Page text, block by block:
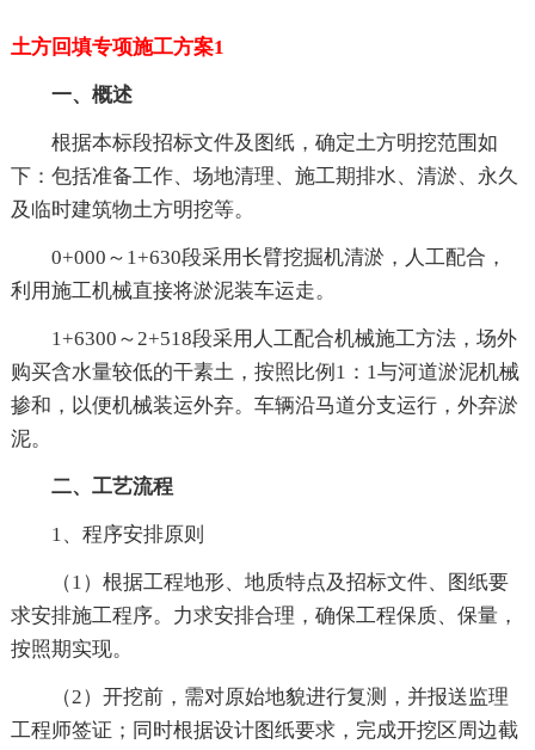
土方回填专项施工方案1
一、概述
根据本标段招标文件及图纸，确定土方明挖范围如
下：包括准备工作、场地清理、施工期排水、清淤、永久
及临时建筑物土方明挖等。
0+000～1+630段采用长臂挖掘机清淤，人工配合，
利用施工机械直接将淤泥装车运走。
1+6300～2+518段采用人工配合机械施工方法，场外
购买含水量较低的干素土，按照比例1：1与河道淤泥机械
掺和，以便机械装运外弃。车辆沿马道分支运行，外弃淤
泥。
二、工艺流程
1、程序安排原则
（1）根据工程地形、地质特点及招标文件、图纸要
求安排施工程序。力求安排合理，确保工程保质、保量，
按照期实现。
（2）开挖前，需对原始地貌进行复测，并报送监理
工程师签证；同时根据设计图纸要求，完成开挖区周边截